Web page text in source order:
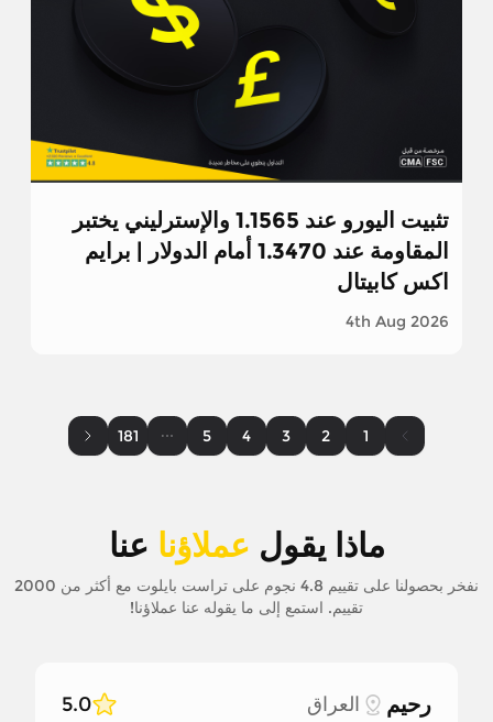
تثبیت اليورو عند 1.1565 والإسترليني يختبر
المقاومة عند 1.3470 أمام الدولار | برايم
اكس كابيتال
4th Aug 2026
1
2
3
4
5
181
ماذا يقول عملاؤنا عنا
نفخر بحصولنا على تقييم 4.8 نجوم على تراست بايلوت مع أكثر من 2000
تقييم. استمع إلى ما يقوله عنا عملاؤنا!
رحيم العراق 5.0